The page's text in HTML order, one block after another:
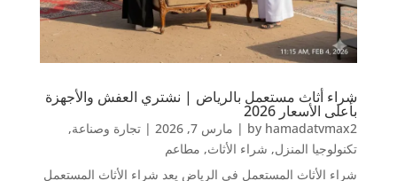
شراء أثاث مستعمل بالرياض | نشتري العفش والأجهزة
بأعلى الأسعار 2026
by hamadatvmax2
| مارس 7, 2026 | تجارة وصناعة,
تكنولوجيا المنزل, شراء الأثاث, مطاعم
شراء الأثاث المستعمل في الرياض يعد شراء الأثاث المستعمل